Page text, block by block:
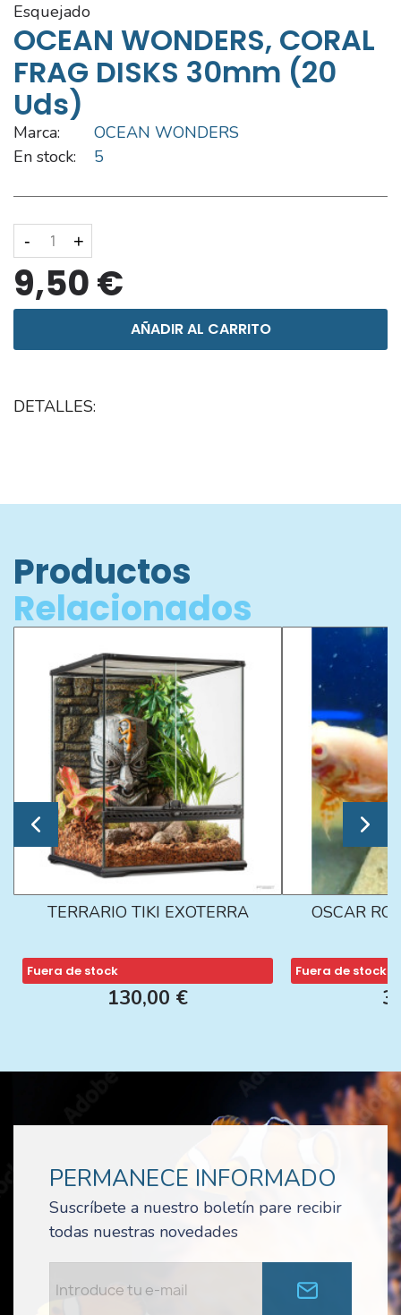
esquejado
OCEAN WONDERS, CORAL
FRAG DISKS 30mm (20
Uds)
Marca:
OCEAN WONDERS
En stock:
5
- +
9,50 €
AÑADIR AL CARRITO
DETALLES:
Productos
Relacionados
TERRARIO TIKI EXOTERRA
Fuera de stock
130,00 €
OSCAR
Fuera de stock
PERMANECE INFORMADO
Suscríbete a nuestro boletín pare recibir
todas nuestras novedades